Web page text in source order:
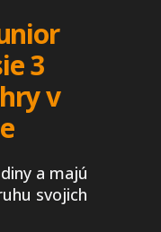
3
v
a majú
svojich